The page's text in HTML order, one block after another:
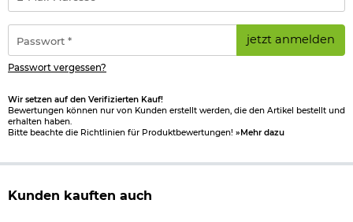
Herstellerinformationen
Verantwortliche Person für die EU
Adresse
*
jetzt anmelden
Passwort vergessen?
Wir setzen auf den Verifizierten Kauf!
Bewertungen können nur von Kunden erstellt werden, die den Artikel bestellt und
erhalten haben.
Bitte beachte die Richtlinien für Produktbewertungen! »Mehr dazu
Kunden kauften auch